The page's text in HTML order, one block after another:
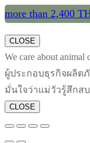
more than 2,400
CLOSE
We care about animal
ผู้ประกอบธุรกิจผลิต
มั่นใจว่าแม่วัวรู้สึกส
CLOSE